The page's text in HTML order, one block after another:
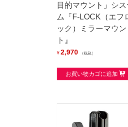
目的マウント」シス
ム『F-LOCK（エフ
ック）ミラーマウン
ト』
¥2,970 税込
お買い物カゴに追加